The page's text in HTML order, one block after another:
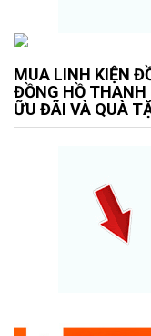
MUA LINH KIỆN
ĐỒNG HỒ THANH
ỮU ĐÃI VÀ QUÀ